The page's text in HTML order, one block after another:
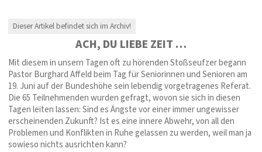
Dieser Artikel befindet sich im Archiv!
ACH, DU LIEBE ZEIT …
Mit diesem in unsern Tagen oft zu hörenden Stoßseufzer begann
Pastor Burghard Affeld beim Tag für Seniorinnen und Senioren am
19. Juni auf der Bundeshöhe sein lebendig vorgetragenes Referat.
Die 65 Teilnehmenden wurden gefragt, wovon sie sich in diesen
Tagen leiten lassen: Sind es Ängste vor einer immer ungewisser
erscheinenden Zukunft? Ist es eine innere Abwehr, von all den
Problemen und Konflikten in Ruhe gelassen zu werden, weil man ja
sowieso nichts ausrichten kann?